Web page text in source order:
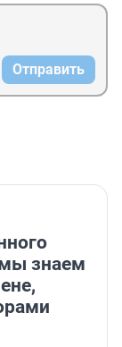
Отправить
знаем